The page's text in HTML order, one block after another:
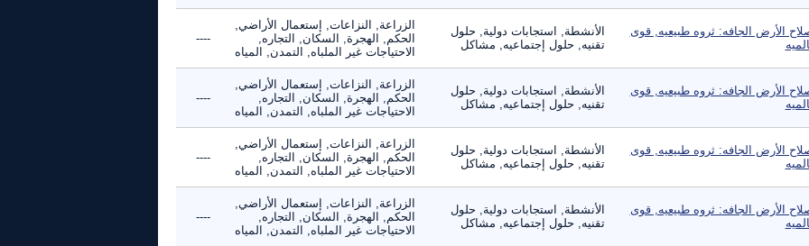
الأرض الجافه: ثروه طبيعيه, قوى
الأنشطة, استجابات دولية, حلول
تقنيه, حلول إجتماعيه, مشاكل
الزراعة, النزاعات, إستعمال الأراضي,
الحكم, الهجرة, السكان, التجاره,
الاحتياجات غير الملباه, التمدن, المياه
----
الأرض الجافه: ثروه طبيعيه, قوى
الأنشطة, استجابات دولية, حلول
تقنيه, حلول إجتماعيه, مشاكل
الزراعة, النزاعات, إستعمال الأراضي,
الحكم, الهجرة, السكان, التجاره,
الاحتياجات غير الملباه, التمدن, المياه
----
الأرض الجافه: ثروه طبيعيه, قوى
الأنشطة, استجابات دولية, حلول
تقنيه, حلول إجتماعيه, مشاكل
الزراعة, النزاعات, إستعمال الأراضي,
الحكم, الهجرة, السكان, التجاره,
الاحتياجات غير الملباه, التمدن, المياه
----
الأرض الجافه: ثروه طبيعيه, قوى
الأنشطة, استجابات دولية, حلول
تقنيه, حلول إجتماعيه, مشاكل
الزراعة, النزاعات, إستعمال الأراضي,
الحكم, الهجرة, السكان, التجاره,
الاحتياجات غير الملباه, التمدن, المياه
----